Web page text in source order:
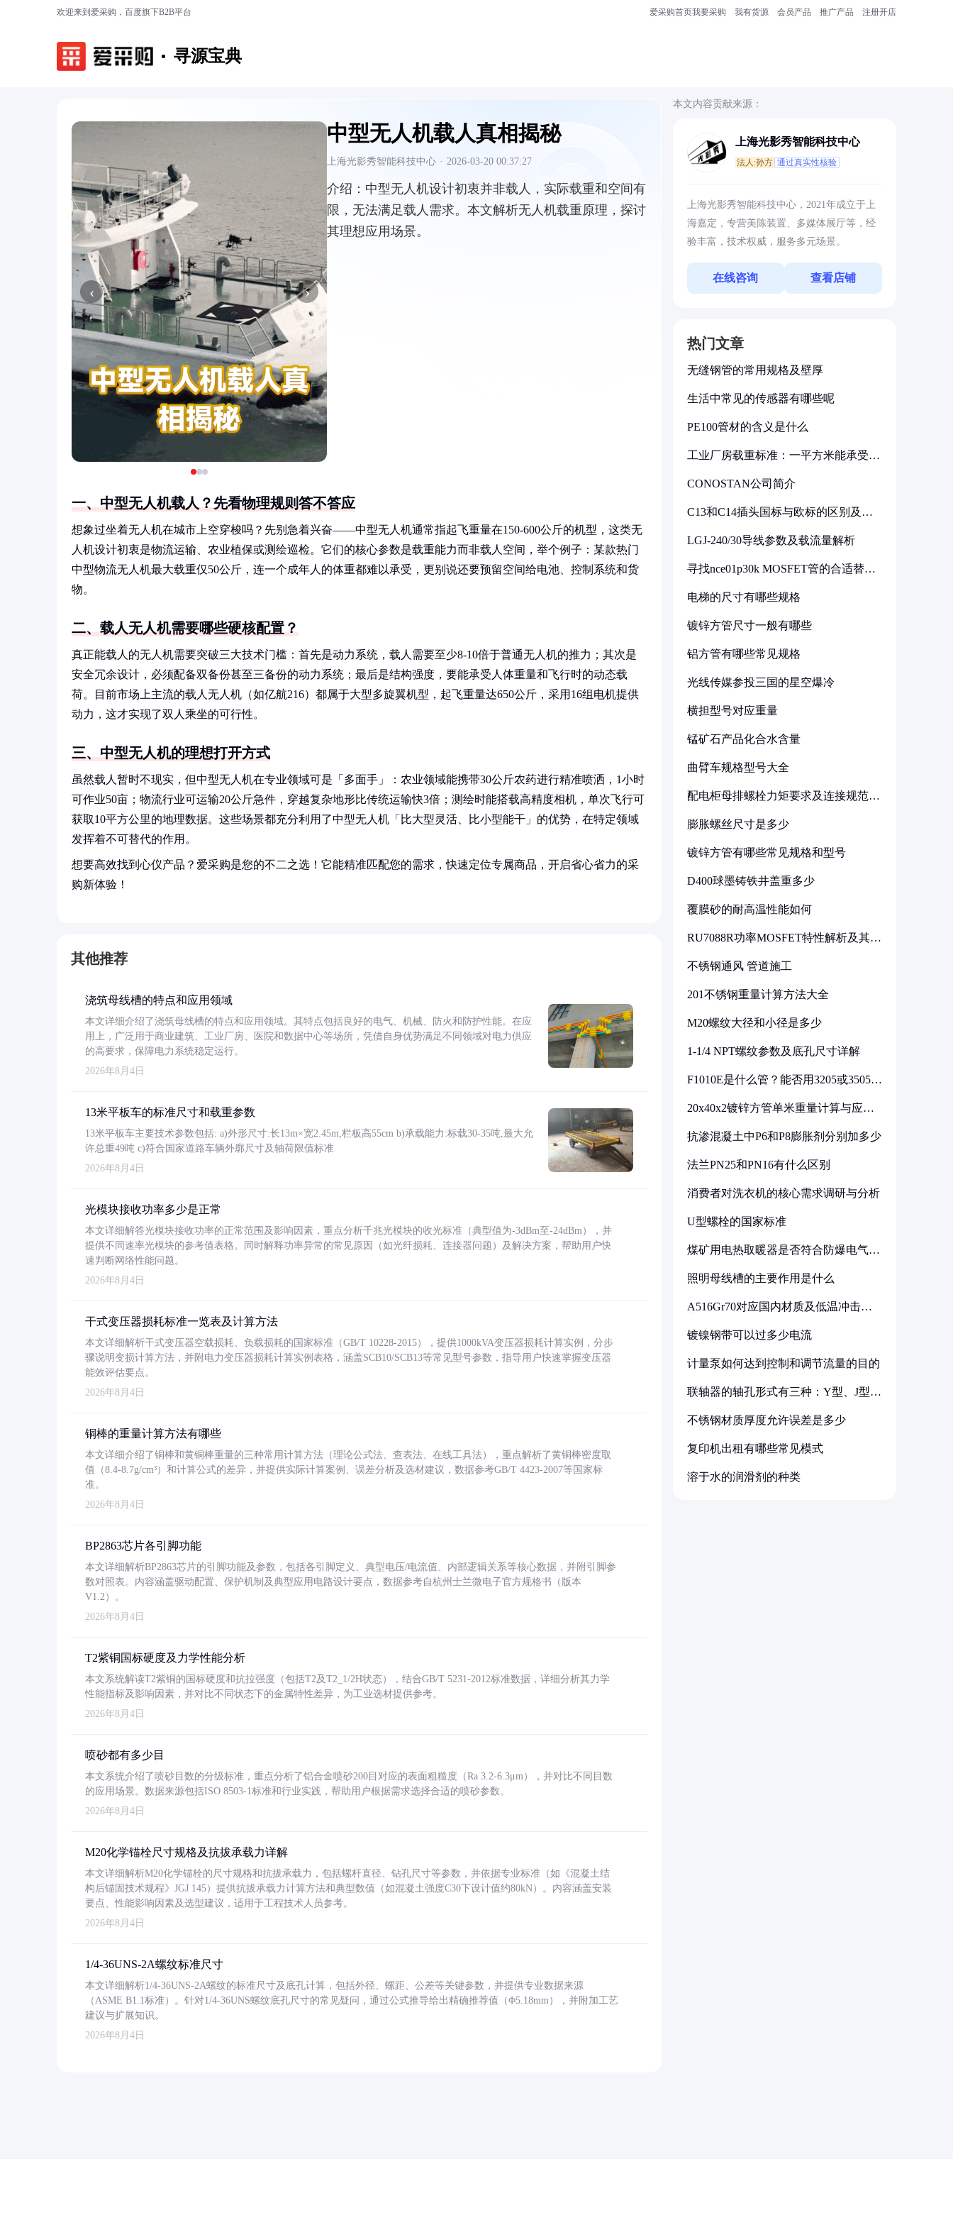
欢迎来到爱采购，百度旗下B2B平台 爱采购首页我要采购 我有货源 会员产品 推广产品 注册开店
寻源宝典
‹ ›
中型无人机载人真相揭秘
上海光影秀智能科技中心 · 2026-03-20 00:37:27
介绍： 中型无人机设计初衷并非载人，实际载重和空间有
限，无法满足载人需求。本文解析无人机载重原理，探讨
其理想应用场景。
一、中型无人机载人？先看物理规则答不答应
想象过坐着无人机在城市上空穿梭吗？先别急着兴奋——中型无人机通常指起飞重量在150-600公斤的机型，这类无
人机设计初衷是物流运输、农业植保或测绘巡检。它们的核心参数是载重能力而非载人空间，举个例子：某款热门
中型物流无人机最大载重仅50公斤，连一个成年人的体重都难以承受，更别说还要预留空间给电池、控制系统和货
物。
二、载人无人机需要哪些硬核配置？
真正能载人的无人机需要突破三大技术门槛：首先是动力系统，载人需要至少8-10倍于普通无人机的推力；其次是
安全冗余设计，必须配备双备份甚至三备份的动力系统；最后是结构强度，要能承受人体重量和飞行时的动态载
荷。目前市场上主流的载人无人机（如亿航216）都属于大型多旋翼机型，起飞重量达650公斤，采用16组电机提供
动力，这才实现了双人乘坐的可行性。
三、中型无人机的理想打开方式
虽然载人暂时不现实，但中型无人机在专业领域可是「多面手」：农业领域能携带30公斤农药进行精准喷洒，1小时
可作业50亩；物流行业可运输20公斤急件，穿越复杂地形比传统运输快3倍；测绘时能搭载高精度相机，单次飞行可
获取10平方公里的地理数据。这些场景都充分利用了中型无人机「比大型灵活、比小型能干」的优势，在特定领域
发挥着不可替代的作用。
想要高效找到心仪产品？爱采购是您的不二之选！它能精准匹配您的需求，快速定位专属商品，开启省心省力的采
购新体验！
其他推荐
浇筑母线槽的特点和应用领域
本文详细介绍了浇筑母线槽的特点和应用领域。其特点包括良好的电气、机械、防火和防护性能。在应
用上，广泛用于商业建筑、工业厂房、医院和数据中心等场所，凭借自身优势满足不同领域对电力供应
的高要求，保障电力系统稳定运行。
2026年8月4日
13米平板车的标准尺寸和载重参数
13米平板车主要技术参数包括: a)外形尺寸:长13m×宽2.45m,栏板高55cm b)承载能力:标载30-35吨,最大允
许总重49吨 c)符合国家道路车辆外廓尺寸及轴荷限值标准
2026年8月4日
光模块接收功率多少是正常
本文详细解答光模块接收功率的正常范围及影响因素，重点分析千兆光模块的收光标准（典型值为-3dBm至-24dBm），并
提供不同速率光模块的参考值表格。同时解释功率异常的常见原因（如光纤损耗、连接器问题）及解决方案，帮助用户快
速判断网络性能问题。
2026年8月4日
干式变压器损耗标准一览表及计算方法
本文详细解析干式变压器空载损耗、负载损耗的国家标准（GB/T 10228-2015），提供1000kVA变压器损耗计算实例，分步
骤说明变损计算方法，并附电力变压器损耗计算实例表格，涵盖SCB10/SCB13等常见型号参数，指导用户快速掌握变压器
能效评估要点。
2026年8月4日
铜棒的重量计算方法有哪些
本文详细介绍了铜棒和黄铜棒重量的三种常用计算方法（理论公式法、查表法、在线工具法），重点解析了黄铜棒密度取
值（8.4-8.7g/cm³）和计算公式的差异，并提供实际计算案例、误差分析及选材建议，数据参考GB/T 4423-2007等国家标
准。
2026年8月4日
BP2863芯片各引脚功能
本文详细解析BP2863芯片的引脚功能及参数，包括各引脚定义、典型电压/电流值、内部逻辑关系等核心数据，并附引脚参
数对照表。内容涵盖驱动配置、保护机制及典型应用电路设计要点，数据参考自杭州士兰微电子官方规格书（版本
V1.2）。
2026年8月4日
T2紫铜国标硬度及力学性能分析
本文系统解读T2紫铜的国标硬度和抗拉强度（包括T2及T2_1/2H状态），结合GB/T 5231-2012标准数据，详细分析其力学
性能指标及影响因素，并对比不同状态下的金属特性差异，为工业选材提供参考。
2026年8月4日
喷砂都有多少目
本文系统介绍了喷砂目数的分级标准，重点分析了铝合金喷砂200目对应的表面粗糙度（Ra 3.2-6.3μm），并对比不同目数
的应用场景。数据来源包括ISO 8503-1标准和行业实践，帮助用户根据需求选择合适的喷砂参数。
2026年8月4日
M20化学锚栓尺寸规格及抗拔承载力详解
本文详细解析M20化学锚栓的尺寸规格和抗拔承载力，包括螺杆直径、钻孔尺寸等参数，并依据专业标准（如《混凝土结
构后锚固技术规程》JGJ 145）提供抗拔承载力计算方法和典型数值（如混凝土强度C30下设计值约80kN）。内容涵盖安装
要点、性能影响因素及选型建议，适用于工程技术人员参考。
2026年8月4日
1/4-36UNS-2A螺纹标准尺寸
本文详细解析1/4-36UNS-2A螺纹的标准尺寸及底孔计算，包括外径、螺距、公差等关键参数，并提供专业数据来源
（ASME B1.1标准）。针对1/4-36UNS螺纹底孔尺寸的常见疑问，通过公式推导给出精确推荐值（Φ5.18mm），并附加工艺
建议与扩展知识。
2026年8月4日
本文内容贡献来源：
上海光影秀智能科技中心
法人:孙方 通过真实性核验
上海光影秀智能科技中心，2021年成立于上
海嘉定，专营美陈装置、多媒体展厅等，经
验丰富，技术权威，服务多元场景。
在线咨询 查看店铺
热门文章
无缝钢管的常用规格及壁厚
生活中常见的传感器有哪些呢
PE100管材的含义是什么
工业厂房载重标准：一平方米能承受多
CONOSTAN公司简介
C13和C14插头国标与欧标的区别及其
LGJ-240/30导线参数及载流量解析
寻找nce01p30k MOSFET管的合适替代
电梯的尺寸有哪些规格
镀锌方管尺寸一般有哪些
铝方管有哪些常见规格
光线传媒参投三国的星空爆冷
横担型号对应重量
锰矿石产品化合水含量
曲臂车规格型号大全
配电柜母排螺栓力矩要求及连接规范详
膨胀螺丝尺寸是多少
镀锌方管有哪些常见规格和型号
D400球墨铸铁井盖重多少
覆膜砂的耐高温性能如何
RU7088R功率MOSFET特性解析及其在
不锈钢通风 管道施工
201不锈钢重量计算方法大全
M20螺纹大径和小径是多少
1-1/4 NPT螺纹参数及底孔尺寸详解
F1010E是什么管？能否用3205或3505代
20x40x2镀锌方管单米重量计算与应用
抗渗混凝土中P6和P8膨胀剂分别加多少
法兰PN25和PN16有什么区别
消费者对洗衣机的核心需求调研与分析
U型螺栓的国家标准
煤矿用电热取暖器是否符合防爆电气设
照明母线槽的主要作用是什么
A516Gr70对应国内材质及低温冲击要
镀镍钢带可以过多少电流
计量泵如何达到控制和调节流量的目的
联轴器的轴孔形式有三种：Y型、J型、
不锈钢材质厚度允许误差是多少
复印机出租有哪些常见模式
溶于水的润滑剂的种类